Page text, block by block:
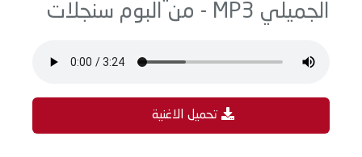
الجميلي MP3 - من البوم سنجلات
تحميل الاغنية